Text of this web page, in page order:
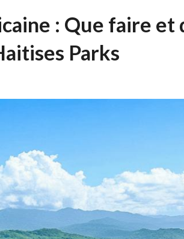
: Que faire et
Parks